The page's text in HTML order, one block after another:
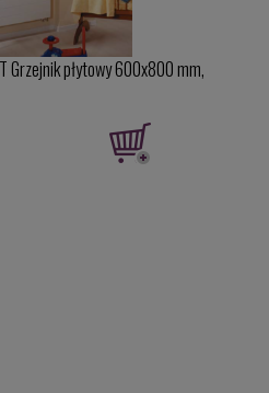
Grzejnik płytowy 600x800 mm,